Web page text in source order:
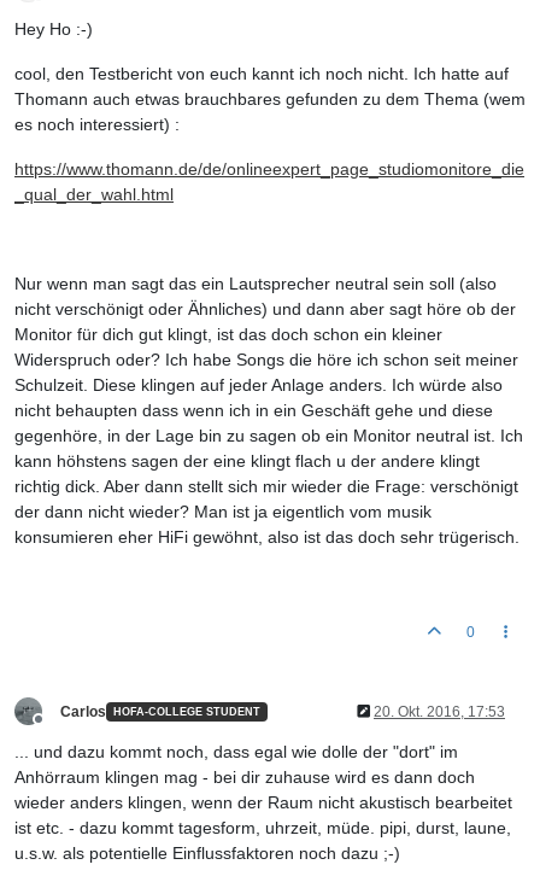
Hey Ho :-)
cool, den Testbericht von euch kannt ich noch nicht. Ich hatte auf
Thomann auch etwas brauchbares gefunden zu dem Thema (wem
es noch interessiert) :
https://www.thomann.de/de/onlineexpert_page_studiomonitore_die
_qual_der_wahl.html
Nur wenn man sagt das ein Lautsprecher neutral sein soll (also
nicht verschönigt oder Ähnliches) und dann aber sagt höre ob der
Monitor für dich gut klingt, ist das doch schon ein kleiner
Widerspruch oder? Ich habe Songs die höre ich schon seit meiner
Schulzeit. Diese klingen auf jeder Anlage anders. Ich würde also
nicht behaupten dass wenn ich in ein Geschäft gehe und diese
gegenhöre, in der Lage bin zu sagen ob ein Monitor neutral ist. Ich
kann höhstens sagen der eine klingt flach u der andere klingt
richtig dick. Aber dann stellt sich mir wieder die Frage: verschönigt
der dann nicht wieder? Man ist ja eigentlich vom musik
konsumieren eher HiFi gewöhnt, also ist das doch sehr trügerisch.
0
Carlos HOFA-COLLEGE STUDENT 20. Okt. 2016, 17:53
... und dazu kommt noch, dass egal wie dolle der "dort" im
Anhörraum klingen mag - bei dir zuhause wird es dann doch
wieder anders klingen, wenn der Raum nicht akustisch bearbeitet
ist etc. - dazu kommt tagesform, uhrzeit, müde. pipi, durst, laune,
u.s.w. als potentielle Einflussfaktoren noch dazu ;-)